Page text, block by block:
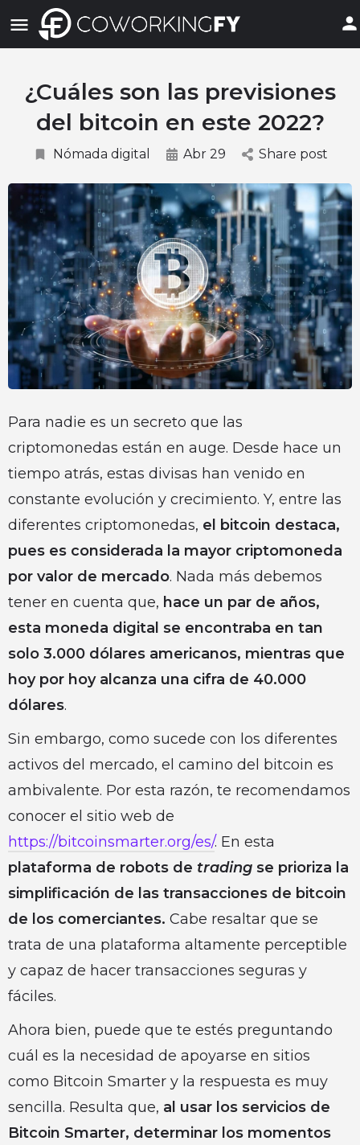
¿Cuáles son las previsiones
del bitcoin en este 2022?
Nómada digital Abr 29 Share post
Para nadie es un secreto que las
criptomonedas están en auge. Desde hace un
tiempo atrás, estas divisas han venido en
constante evolución y crecimiento. Y, entre las
diferentes criptomonedas, el bitcoin destaca,
pues es considerada la mayor criptomoneda
por valor de mercado. Nada más debemos
tener en cuenta que, hace un par de años,
esta moneda digital se encontraba en tan
solo 3.000 dólares americanos, mientras que
hoy por hoy alcanza una cifra de 40.000
dólares.
Sin embargo, como sucede con los diferentes
activos del mercado, el camino del bitcoin es
ambivalente. Por esta razón, te recomendamos
conocer el sitio web de
https://bitcoinsmarter.org/es/. En esta
plataforma de robots de trading se prioriza la
simplificación de las transacciones de bitcoin
de los comerciantes. Cabe resaltar que se
trata de una plataforma altamente perceptible
y capaz de hacer transacciones seguras y
fáciles.
Ahora bien, puede que te estés preguntando
cuál es la necesidad de apoyarse en sitios
como Bitcoin Smarter y la respuesta es muy
sencilla. Resulta que, al usar los servicios de
Bitcoin Smarter, determinar los momentos